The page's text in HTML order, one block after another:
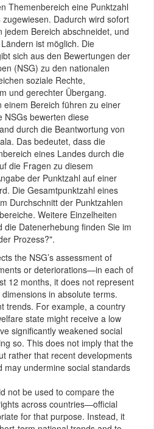
Themenbereich eine Punktzahl
Dadurch wird sofort
jedem Bereich abschneidet, und
ist möglich. Die
sich aus den Bewertungen der
(NSG) zu den nationalen
soziale Rechte,
und gerechter Übergang.
einem Bereich führen zu einer
NSGs bewerten diese
durch die Beantwortung von
Das bedeutet, dass die
eines Landes durch die
die Fragen zu diesem
der Punktzahl auf einer
Die Gesamtpunktzahl eines
Durchschnitt der Punktzahlen
Weitere Einzelheiten
Datenerhebung finden Sie im
Prozess?".
the NSG’s assessment of
or deteriorations—in each of
12 months, it does not represent
in absolute terms.
trends. For example, a country
state might receive a low
significantly weakened social
so. This does not imply that the
rather that recent developments
may undermine social standards
not be used to compare the
across countries—official
for that purpose. Instead, it